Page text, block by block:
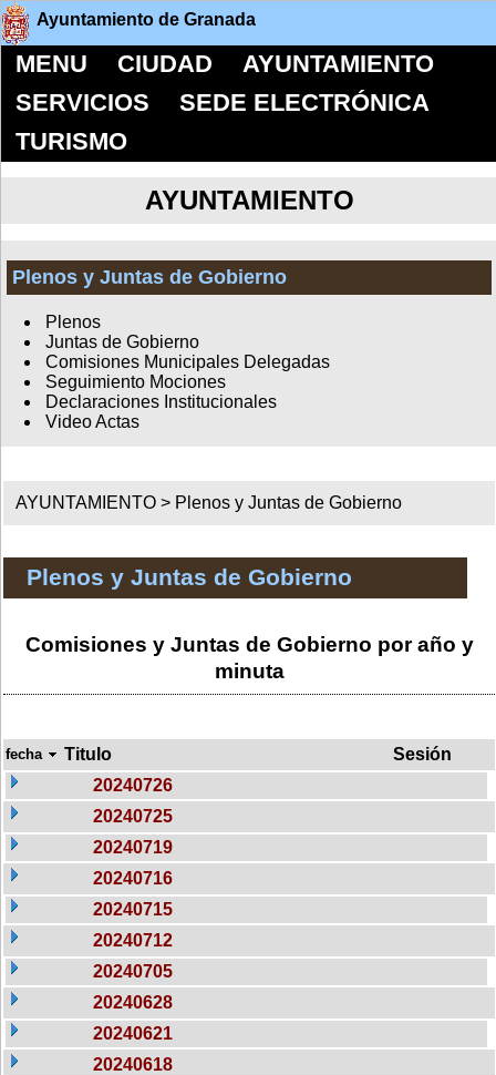
Ayuntamiento de Granada
MENU CIUDAD
AYUNTAMIENTO
SERVICIOS
SEDE ELECTRÓNICA
TURISMO
AYUNTAMIENTO
Plenos y Juntas de Gobierno
Plenos
Juntas de Gobierno
Comisiones Municipales Delegadas
Seguimiento Mociones
Declaraciones Institucionales
Video Actas
AYUNTAMIENTO > Plenos y Juntas de Gobierno
Plenos y Juntas de Gobierno
Comisiones y Juntas de Gobierno por año y
minuta
fecha Titulo
Sesión
20240726
20240725
20240719
20240716
20240715
20240712
20240705
20240628
20240621
20240618